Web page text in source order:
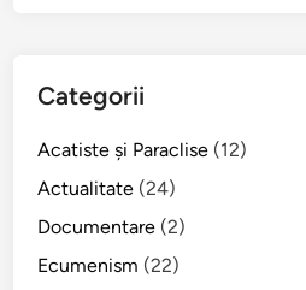
Categorii
Acatiste şi Paraclise (12)
Actualitate (24)
Documentare (2)
Ecumenism (22)